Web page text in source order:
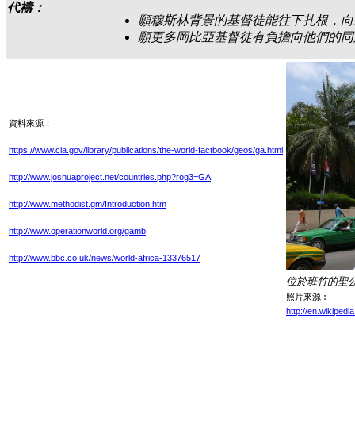
代禱：
願穆斯林背景的基督徒能往下扎根，
願更多岡比亞基督徒有負擔向他們的
資料來源：
https://www.cia.gov/library/publications/the-world-factbook/geos/ga.html
http://www.joshuaproject.net/countries.php?rog3=GA
http://www.methodist.gm/Introduction.htm
http://www.operationworld.org/gamb
http://www.bbc.co.uk/news/world-africa-13376517
位於班竹的聖
照片來源︰
http://